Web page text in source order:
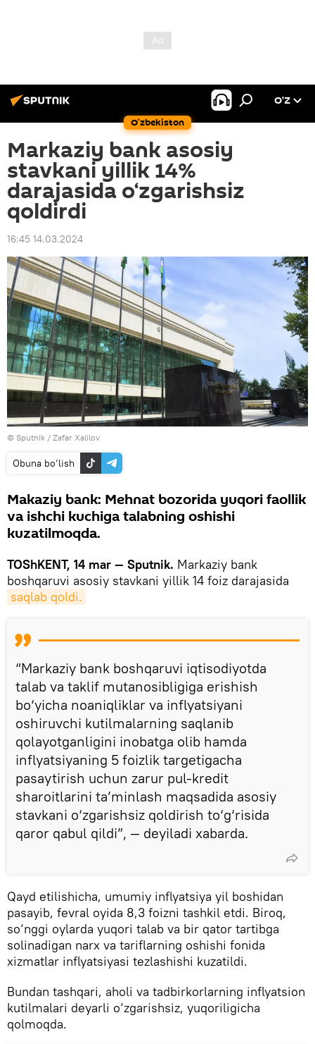
O‘zbekiston
O’Z
Markaziy bank asosiy
stavkani yillik 14%
darajasida o‘zgarishsiz
qoldirdi
16:45 14.03.2024
© Sputnik / Zafar Xalilov
Obuna bo‘lish
Makaziy bank: Mehnat bozorida yuqori faollik
va ishchi kuchiga talabning oshishi
kuzatilmoqda.
TOShKENT, 14 mar — Sputnik. Markaziy bank
boshqaruvi asosiy stavkani yillik 14 foiz darajasida
saqlab qoldi.
“Markaziy bank boshqaruvi iqtisodiyotda
talab va taklif mutanosibligiga erishish
bo‘yicha noaniqliklar va inflyatsiyani
oshiruvchi kutilmalarning saqlanib
qolayotganligini inobatga olib hamda
inflyatsiyaning 5 foizlik targetigacha
pasaytirish uchun zarur pul-kredit
sharoitlarini ta’minlash maqsadida asosiy
stavkani o‘zgarishsiz qoldirish to‘g‘risida
qaror qabul qildi”, — deyiladi xabarda.
Qayd etilishicha, umumiy inflyatsiya yil boshidan
pasayib, fevral oyida 8,3 foizni tashkil etdi. Biroq,
so‘nggi oylarda yuqori talab va bir qator tartibga
solinadigan narx va tariflarning oshishi fonida
xizmatlar inflyatsiyasi tezlashishi kuzatildi.
Bundan tashqari, aholi va tadbirkorlarning inflyatsion
kutilmalari deyarli o‘zgarishsiz, yuqoriligicha
qolmoqda.